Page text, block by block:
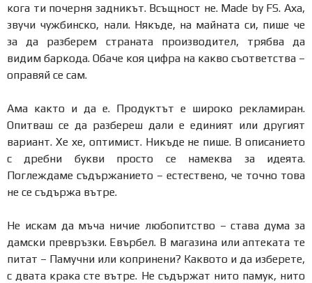
кога ти почерня задникът. Всъщност не. Made by FS. Аха,
звучи чужбинско, нали. Някъде, на майната си, пише че
за да разберем страната производител, трябва да
видим баркода. Обаче коя цифра на какво съответства –
оправяй се сам.
Ама както и да е. Продуктът е широко рекламиран.
Опитваш се да разбереш дали е единият или другият
вариант. Хе хе, оптимист. Никъде не пише. В описанието
с дребни букви просто се намеква за идеята.
Поглеждаме съдържанието – естествено, че точно това
не се съдържа вътре.
Не искам да мъча ничие любопитство – става дума за
дамски превръзки. Евърбел. В магазина или аптеката те
питат – Памучни или копринени? Каквото и да изберете,
с двата крака сте вътре. Не съдържат нито памук, нито